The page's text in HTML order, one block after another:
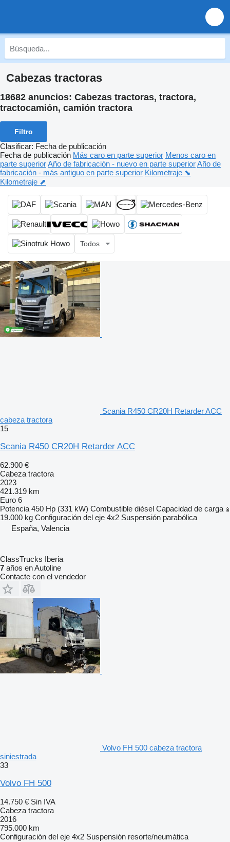
Cabezas tractoras
18682 anuncios: Cabezas tractoras, tractora,
tractocamión, camión tractora
Filtro
Clasificar: Fecha de publicación
Fecha de publicación Más caro en parte superior Menos caro en
parte superiorAño de fabricación - nuevo en parte superiorAño de
fabricación - más antiguo en parte superior Kilometraje ⬊
Kilometraje ⬈
Todos
Scania R450 CR20H Retarder ACC
cabeza tractora
15
Scania R450 CR20H Retarder ACC
62.900 €
Cabeza tractora
2023
421.319 km
Euro 6
Potencia 450 Hp (331 kW) Combustible diésel Capacidad de carga
19.000 kg Configuración del eje 4x2 Suspensión parabólica
España, Valencia
ClassTrucks Iberia
7 años en Autoline
Contacte con el vendedor
Volvo FH 500 cabeza tractora
siniestrada
33
Volvo FH 500
14.750 € Sin IVA
Cabeza tractora
2016
795.000 km
Configuración del eje 4x2 Suspensión resorte/neumática